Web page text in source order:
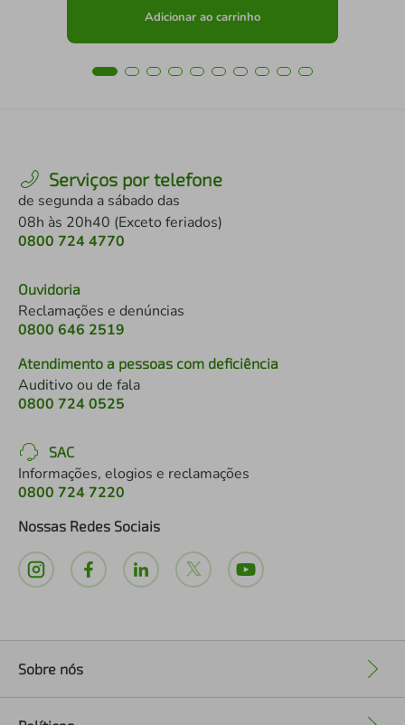
Adicionar ao carrinho
Serviços por telefone
de segunda a sábado das
08h às 20h40 (Exceto feriados)
0800 724 4770
Ouvidoria
Reclamações e denúncias
0800 646 2519
Atendimento a pessoas com deficiência
Auditivo ou de fala
0800 724 0525
SAC
Informações, elogios e reclamações
0800 724 7220
Nossas Redes Sociais
Sobre nós